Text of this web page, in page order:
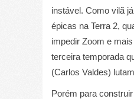
instável. Como vilã
épicas na Terra 2,
impedir Zoom e
terceira temporada
(Carlos Valdes)
Porém para